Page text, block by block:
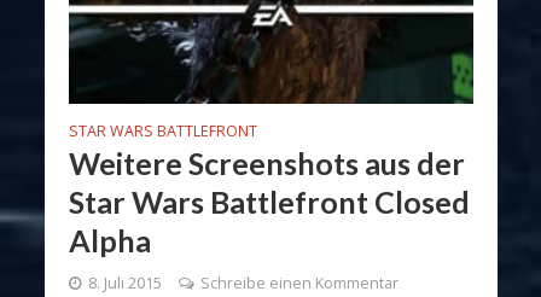
STAR WARS BATTLEFRONT
Weitere Screenshots aus der
Star Wars Battlefront Closed
Alpha
8. Juli 2015 Schreibe einen Kommentar